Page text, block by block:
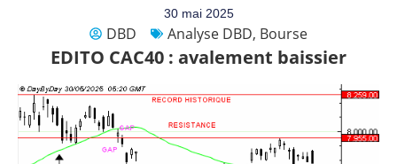
Jean Marie Seronie :Loi agricole : vraie réforme ou simple réponse à la colère ?| Interview Éco
CAPGEMINI : Un signal haussier avant les résultats ? | Daniel Cohen de Lara – Market Movers
30 mai 2025
DBD Analyse DBD, Bourse
EDITO CAC40 : avalement baissier